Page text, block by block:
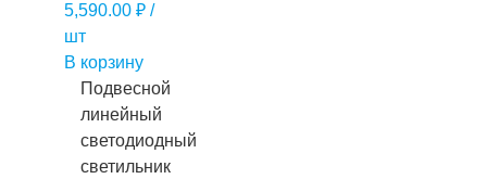
5,590.00 ₽ /
шт
В корзину
Подвесной
линейный
светодиодный
светильник